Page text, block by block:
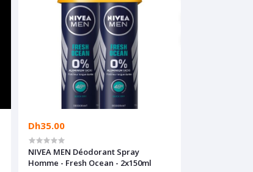
Dh35.00
NIVEA MEN Déodorant Spray
Homme - Fresh Ocean - 2x150ml